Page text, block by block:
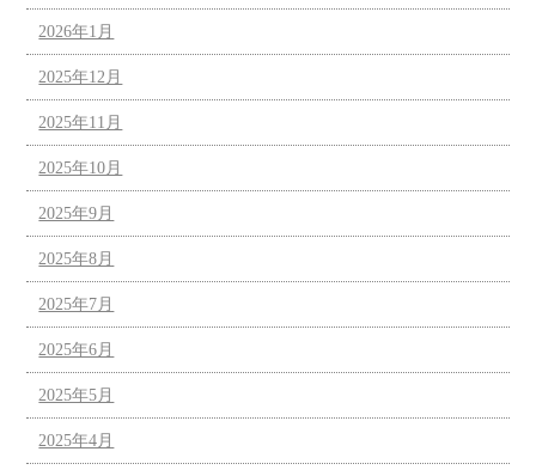
2026年1月
2025年12月
2025年11月
2025年10月
2025年9月
2025年8月
2025年7月
2025年6月
2025年5月
2025年4月